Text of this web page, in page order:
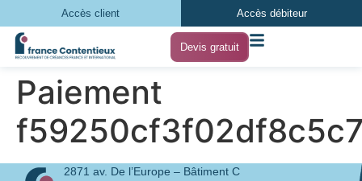
Accès client Accès débiteur
Devis gratuit
Paiement
2871 av. De l’Europe – Bâtiment C